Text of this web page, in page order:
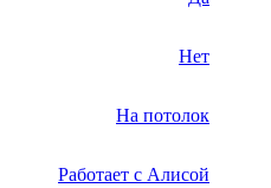
Нет
На потолок
Работает с Алисой